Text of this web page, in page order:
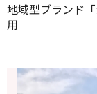
地域型ブランド
用